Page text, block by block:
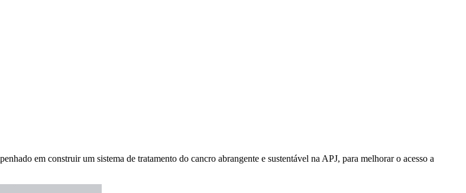
em construir um sistema de tratamento do cancro abrangente e sustentável na APJ, para melhorar o acesso a